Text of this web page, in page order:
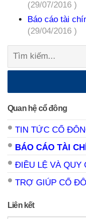
(29/07/2016 )
Báo cáo tài
(29/04/2016 )
Tìm
Quan hệ cổ đông
TIN TỨC CỔ
BÁO CÁO TÀI
ĐIỀU LỆ VÀ QUY
TRỢ GIÚP CỔ
Liên kết